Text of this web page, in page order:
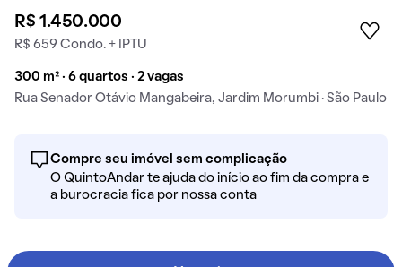
R$ 1.450.000
R$ 659 Condo. + IPTU
300 m² · 6 quartos · 2 vagas
Rua Senador Otávio Mangabeira, Jardim Morumbi · São Paulo
Compre seu imóvel sem complicação
O QuintoAndar te ajuda do início ao fim da compra e
a burocracia fica por nossa conta